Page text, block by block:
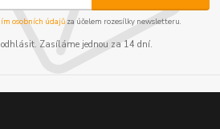
osobních údajůza účelem rozesílky newsletteru.
odhlásit. Zasíláme jednou za 14 dní.